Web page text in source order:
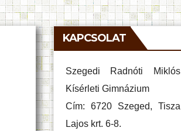
KAPCSOLAT
Szegedi Radnóti Miklós
Kísérleti Gimnázium
Cím: 6720 Szeged, Tisza
Lajos krt. 6-8.